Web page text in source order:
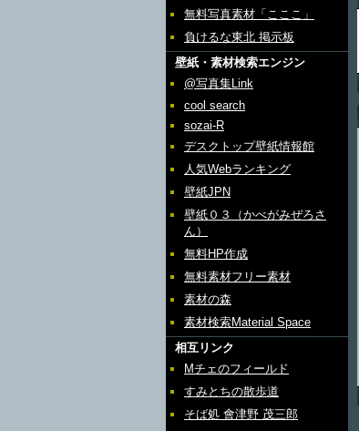
無料写真素材「こここ」
負けるな東北 掲示板
壁紙・素材検索エンジン
@写真集Link
cool search
sozai-R
デスクトップ壁紙情報館
人気Webランキング
壁紙JPN
壁紙０３（かべがみぜろさ
ん）
無料HP作成
無料素材フリー素材
素材の森
素材検索Material Space
相互リンク
Mチェのフィールド
すみとちの散歩道
そば処 會津野 茂三郎